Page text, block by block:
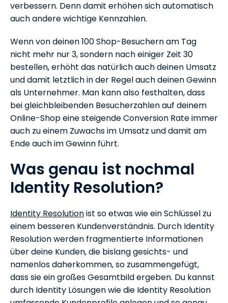
verbessern. Denn damit erhöhen sich automatisch
auch andere wichtige Kennzahlen.
Wenn von deinen 100 Shop-Besuchern am Tag
nicht mehr nur 3, sondern nach einiger Zeit 30
bestellen, erhöht das natürlich auch deinen Umsatz
und damit letztlich in der Regel auch deinen Gewinn
als Unternehmer. Man kann also festhalten, dass
bei gleichbleibenden Besucherzahlen auf deinem
Online-Shop eine steigende Conversion Rate immer
auch zu einem Zuwachs im Umsatz und damit am
Ende auch im Gewinn führt.
Was genau ist nochmal
Identity Resolution?
Identity Resolutionist so etwas wie ein Schlüssel zu
einem besseren Kundenverständnis. Durch Identity
Resolution werden fragmentierte Informationen
über deine Kunden, die bislang gesichts- und
namenlos daherkommen, so zusammengefügt,
dass sie ein großes Gesamtbild ergeben. Du kannst
durch Identity Lösungen wie die Identity Resolution